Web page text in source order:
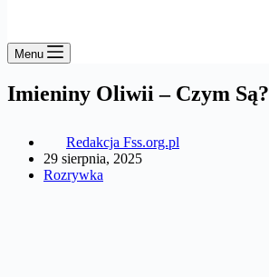
Menu
Imieniny Oliwii – Czym Są?
Redakcja Fss.org.pl
29 sierpnia, 2025
Rozrywka